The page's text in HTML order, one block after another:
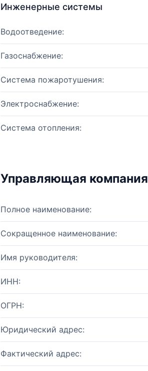
Инженерные системы
Водоотведение:
Газоснабжение:
Система пожаротушения:
Электроснабжение:
Система отопления:
Управляющая компания
Полное наименование:
Сокращенное наименование:
Имя руководителя:
ИНН:
ОГРН:
Юридический адрес:
Фактический адрес: